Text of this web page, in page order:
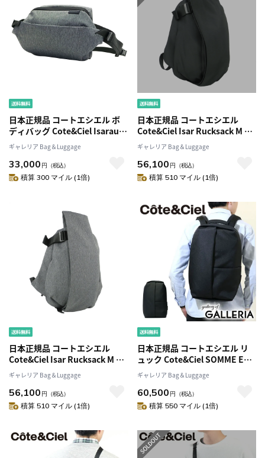
日本正規品 コートエシエル ボ
ディバッグ Cote&Ciel Isarau
Eco Yarn エコヤーン 斜め掛け
ワンショルダー コンパクト メ
ンズ レディース CC-28499 CC-
28500
ギャレリア Bag＆Luggage
33,000 円 （税込）
積算 300 マイル (1倍)
日本正規品 コートエシエル
Cote&Ciel Isar Rucksack M バ
ックパック リュック(15インチ
対応)
ギャレリア Bag＆Luggage
56,100 円 （税込）
積算 510 マイル (1倍)
日本正規品 コートエシエル
Cote&Ciel Isar Rucksack M バ
ックパック リュック(15インチ
対応)
ギャレリア Bag＆Luggage
56,100 円 （税込）
積算 510 マイル (1倍)
日本正規品 コートエシエル リ
ュック Cote&Ciel SOMME ECO
YARN バックパック リュックサ
ックメンズ レディース CC-
28667
ギャレリア Bag＆Luggage
60,500 円 （税込）
積算 550 マイル (1倍)